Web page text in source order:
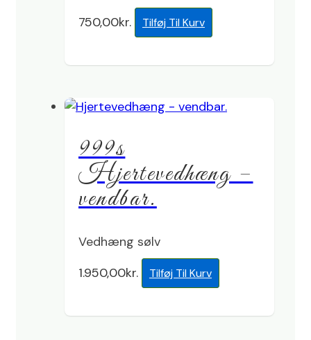
750,00kr. Tilføj Til Kurv
999s
Hjertevedhæng –
vendbar.
Vedhæng sølv
1.950,00kr. Tilføj Til Kurv